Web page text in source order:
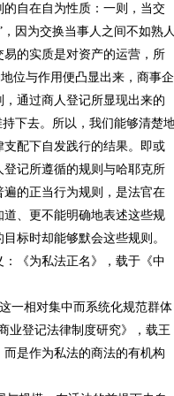
自在自为性质：一则，当交
因为交换当事人之间不如熟
的实质是对资产的运营，所
位与作用便凸显出来，商事企
通过商人登记所显现出来的
下去。所以，我们能够清楚
配下自发践行的结果。即或
记所遵循的规则与哈耶克所
的正当行为规则，是法官在
、更不能明确地表述这些规
标时却能够默会这些规则。
《为私法正名》，载于《中
一相对集中而系统化规范群体
业登记法律制度研究》，载王
是作为私法的商法的有机构